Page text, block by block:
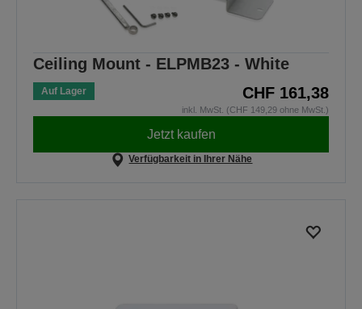
Ceiling Mount - ELPMB23 - White
Auf Lager CHF 161,38
inkl. MwSt. (CHF 149,29 ohne MwSt.)
Jetzt kaufen
Verfügbarkeit in Ihrer Nähe